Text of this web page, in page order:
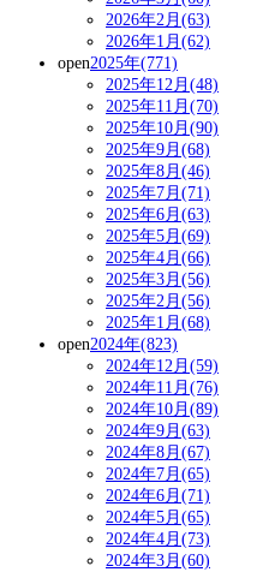
2026年2月(63)
2026年1月(62)
open2025年(771)
2025年12月(48)
2025年11月(70)
2025年10月(90)
2025年9月(68)
2025年8月(46)
2025年7月(71)
2025年6月(63)
2025年5月(69)
2025年4月(66)
2025年3月(56)
2025年2月(56)
2025年1月(68)
open2024年(823)
2024年12月(59)
2024年11月(76)
2024年10月(89)
2024年9月(63)
2024年8月(67)
2024年7月(65)
2024年6月(71)
2024年5月(65)
2024年4月(73)
2024年3月(60)